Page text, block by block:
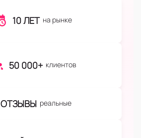
10 ЛЕТ на рынке
50 000+ клиентов
ОТЗЫВЫ реальные